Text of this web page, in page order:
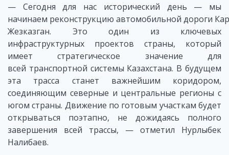
— Сегодня для нас исторический день — мы
начинаем реконструкцию автомобильной дороги
Жезказган. Это один из ключевых
инфраструктурных проектов страны, который
имеет стратегическое значение для
всей транспортной системы Казахстана. В будущем
эта трасса станет важнейшим коридором,
соединяющим северные и центральные регионы с
югом страны. Движение по готовым участкам будет
открываться поэтапно, не дожидаясь полного
завершения всей трассы, — отметил Нурлыбек
Налибаев.